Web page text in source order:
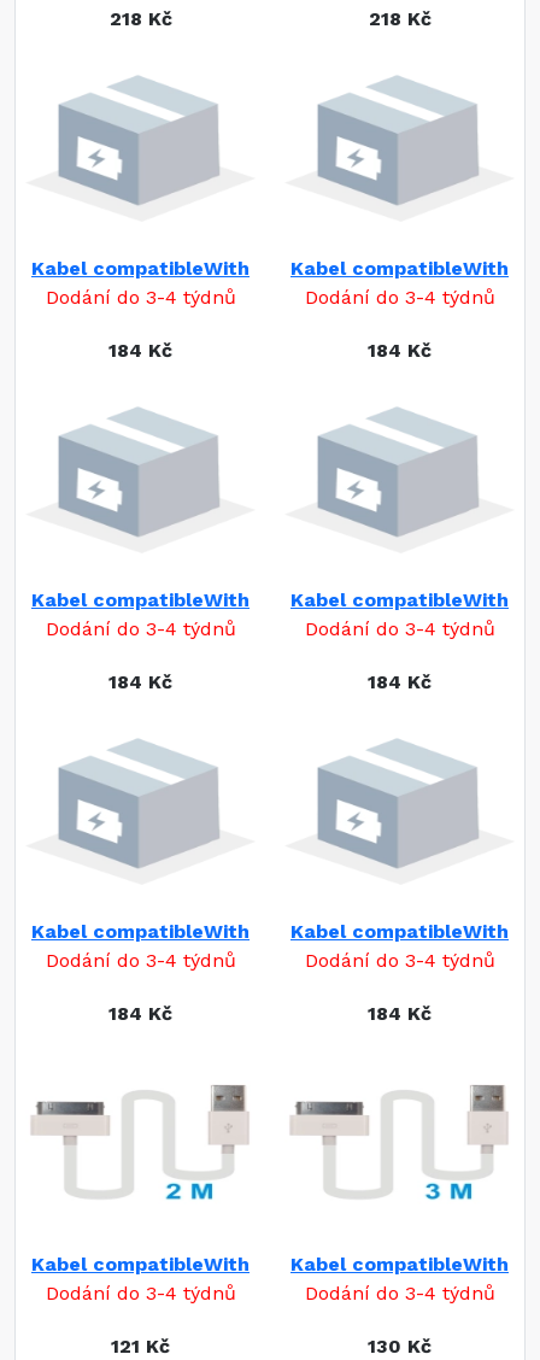
218 Kč 218 Kč
Kabel compatibleWith
Dodání do 3-4 týdnů
184 Kč
Kabel compatibleWith
Dodání do 3-4 týdnů
184 Kč
Kabel compatibleWith
Dodání do 3-4 týdnů
184 Kč
Kabel compatibleWith
Dodání do 3-4 týdnů
184 Kč
Kabel compatibleWith
Dodání do 3-4 týdnů
184 Kč
Kabel compatibleWith
Dodání do 3-4 týdnů
184 Kč
Kabel compatibleWith
Dodání do 3-4 týdnů
121 Kč
Kabel compatibleWith
Dodání do 3-4 týdnů
130 Kč